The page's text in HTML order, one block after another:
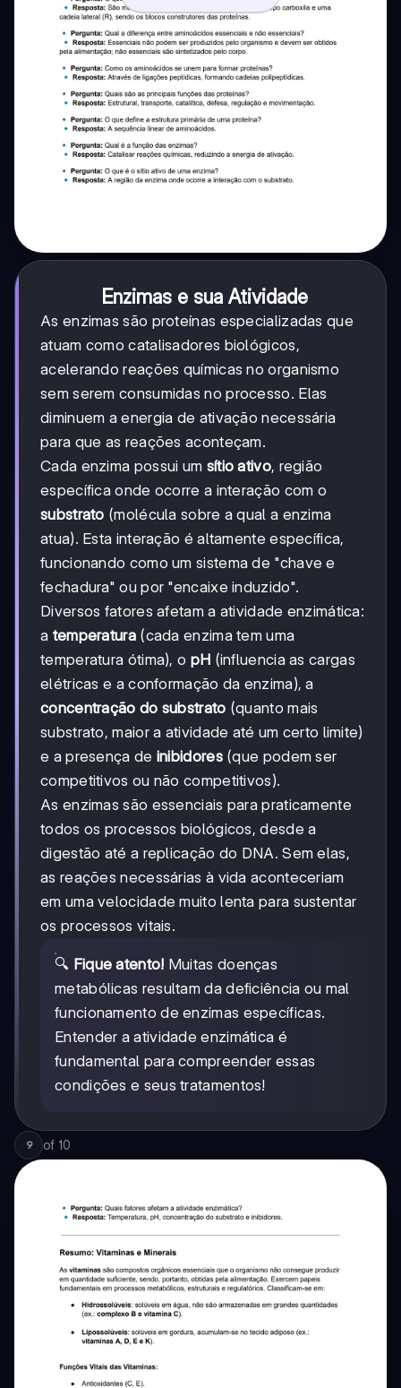
Enzimas e sua Atividade
As enzimas são proteínas especializadas que
atuam como catalisadores biológicos,
acelerando reações químicas no organismo
sem serem consumidas no processo. Elas
diminuem a energia de ativação necessária
para que as reações aconteçam.
Cada enzima possui um sítio ativo, região
específica onde ocorre a interação com o
substrato (molécula sobre a qual a enzima
atua). Esta interação é altamente específica,
funcionando como um sistema de "chave e
fechadura" ou por "encaixe induzido".
Diversos fatores afetam a atividade enzimática:
a temperatura(cada enzima tem uma
temperatura ótima), o pH (influencia as cargas
elétricas e a conformação da enzima), a
concentração do substrato (quanto mais
substrato, maior a atividade até um certo limite)
e a presença de inibidores(que podem ser
competitivos ou não competitivos).
As enzimas são essenciais para praticamente
todos os processos biológicos, desde a
digestão até a replicação do DNA. Sem elas,
as reações necessárias à vida aconteceriam
em uma velocidade muito lenta para sustentar
os processos vitais.
🔍 Fique atento! Muitas doenças
metabólicas resultam da deficiência ou mal
funcionamento de enzimas específicas.
Entender a atividade enzimática é
fundamental para compreender essas
condições e seus tratamentos!
9 of 10